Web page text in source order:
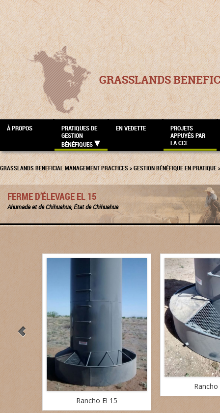
GRASSLANDS
À PROPOS
PRATIQUES DE
GESTION
BÉNÉFIQUES
EN VEDETTE
PROJETS
APPUYÉS PAR
LA CCE
GRASSLANDS BENEFICIAL MANAGEMENT PRACTICES>GESTION BÉNÉFIQUE EN PRATIQUE
FERME D’ÉLEVAGE EL 15
Ahumada et de Chihuahua, État de Chihuahua
Rancho El 15
Rancho